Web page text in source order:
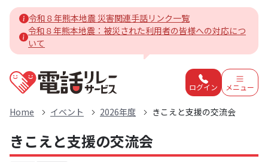
令和８年熊本地震 災害関連手話リンク一覧
令和８年熊本地震：被災された利用者の皆様への対応につ
いて
電話リレーサービスホーム ログイン メニュー
Home イベント 2026年度 きこえと支援の交流会
きこえと支援の交流会